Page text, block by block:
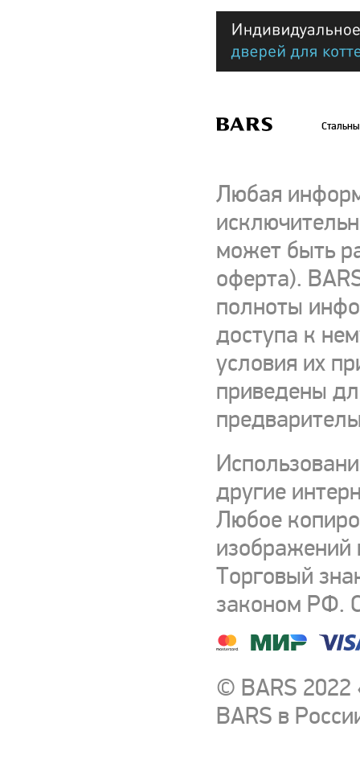
Любая
может быть
оферта).
полноты
доступа к
условия их
приведены
другие
Любое
изображений
Торговый
законом РФ.
© BARS
BARS в